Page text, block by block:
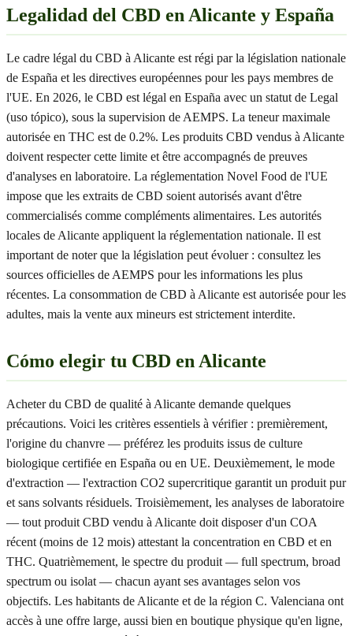
Legalidad del CBD en Alicante y España
Le cadre légal du CBD à Alicante est régi par la législation nationale
de España et les directives européennes pour les pays membres de
l'UE. En 2026, le CBD est légal en España avec un statut de Legal
(uso tópico), sous la supervision de AEMPS. La teneur maximale
autorisée en THC est de 0.2%. Les produits CBD vendus à Alicante
doivent respecter cette limite et être accompagnés de preuves
d'analyses en laboratoire. La réglementation Novel Food de l'UE
impose que les extraits de CBD soient autorisés avant d'être
commercialisés comme compléments alimentaires. Les autorités
locales de Alicante appliquent la réglementation nationale. Il est
important de noter que la législation peut évoluer : consultez les
sources officielles de AEMPS pour les informations les plus
récentes. La consommation de CBD à Alicante est autorisée pour les
adultes, mais la vente aux mineurs est strictement interdite.
Cómo elegir tu CBD en Alicante
Acheter du CBD de qualité à Alicante demande quelques
précautions. Voici les critères essentiels à vérifier : premièrement,
l'origine du chanvre — préférez les produits issus de culture
biologique certifiée en España ou en UE. Deuxièmement, le mode
d'extraction — l'extraction CO2 supercritique garantit un produit pur
et sans solvants résiduels. Troisièmement, les analyses de laboratoire
— tout produit CBD vendu à Alicante doit disposer d'un COA
récent (moins de 12 mois) attestant la concentration en CBD et en
THC. Quatrièmement, le spectre du produit — full spectrum, broad
spectrum ou isolat — chacun ayant ses avantages selon vos
objectifs. Les habitants de Alicante et de la région C. Valenciana ont
accès à une offre large, aussi bien en boutique physique qu'en ligne,